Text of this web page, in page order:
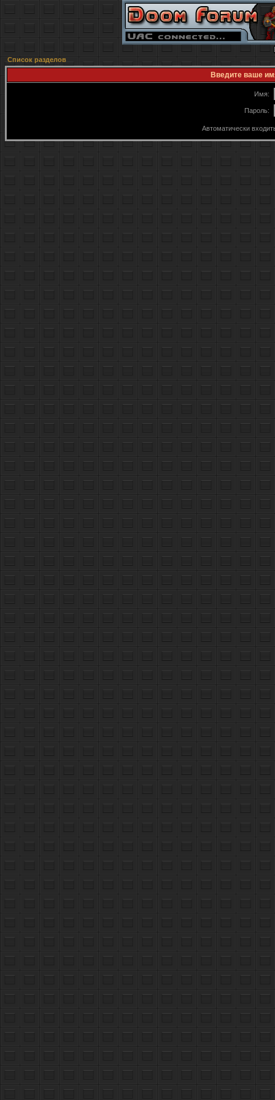
Список разделов
Введите ваше
Имя:
Пароль:
Автоматически